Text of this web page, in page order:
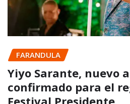
FARANDULA
Yiyo Sarante, nuevo
confirmado para el